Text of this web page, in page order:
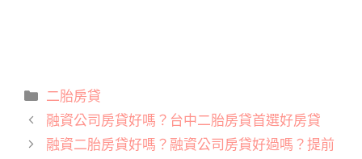
分
類
二胎房貸
融資公司房貸好嗎？台中二胎房貸首選好房貸
融資二胎房貸好嗎？融資公司房貸好過嗎？提前